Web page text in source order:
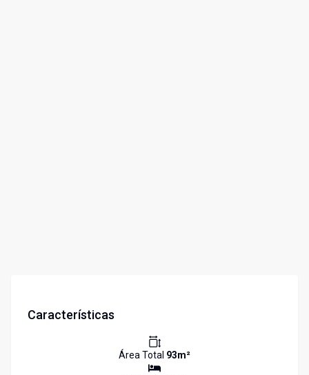
Características
Área Total 93m²